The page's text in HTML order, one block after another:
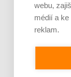
sklepích
webu,
médií a
reklam.